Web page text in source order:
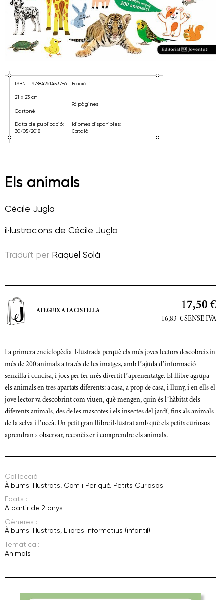
ISBN: 978842614537-6
21 x 23 cm
Cartoné
Data de publicació:
30/05/2018
Edició: 1
96 pàgines
Idiomes disponibles:
Català
Els animals
Cécile Jugla
il·lustracions de Cécile Jugla
Traduït per Raquel Solà
17,50 €
16,83 € SENSE IVA
AFEGEIX A LA CISTELLA
La primera enciclopèdia il·lustrada perquè els més joves lectors descobreixin
més de 200 animals a través de les imatges, amb l’ajuda d’informació
senzilla i concisa, i jocs per fer més divertit l’aprenentatge. El llibre agrupa
els animals en tres apartats diferents: a casa, a prop de casa, i lluny, i en ells el
jove lector va descobrint com viuen, què mengen, quin és l’hàbitat dels
diferents animals, des de les mascotes i els insectes del jardí, fins als animals
de la selva i l’oceà. Un petit gran llibre il·lustrat amb què els petits curiosos
aprendran a observar, reconèixer i comprendre els animals.
Col·lecció:
Àlbums Il·lustrats Com i Per què Petits Curiosos
Edats :
A partir de 2 anys
Gèneres :
Àlbums il·lustrats Llibres informatius (infantil)
Temàtica :
Animals